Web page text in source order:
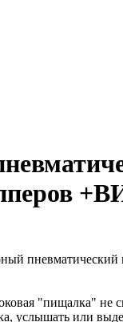
пневматический
"пищалка"
услышать или